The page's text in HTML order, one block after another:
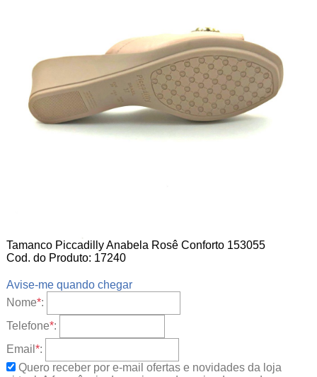
Tamanco Piccadilly Anabela Rosê Conforto 153055
Cod. do Produto: 17240
Avise-me quando chegar
Nome*:
Telefone*:
Email *:
Quero receber por e-mail ofertas e novidades da loja